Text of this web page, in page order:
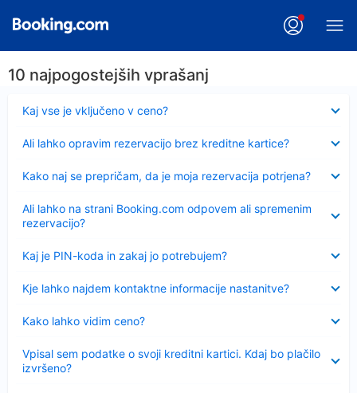
10 najpogostejših vprašanj
Kaj vse je vključeno v ceno?
Ali lahko opravim rezervacijo brez kreditne kartice?
Kako naj se prepričam, da je moja rezervacija potrjena?
Ali lahko na strani Booking.com odpovem ali spremenim
rezervacijo?
Kaj je PIN-koda in zakaj jo potrebujem?
Kje lahko najdem kontaktne informacije nastanitve?
Kako lahko vidim ceno?
Vpisal sem podatke o svoji kreditni kartici. Kdaj bo plačilo
izvršeno?